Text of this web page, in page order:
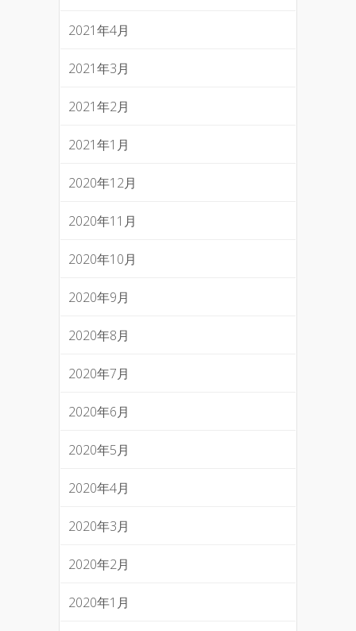
2021年4月
2021年3月
2021年2月
2021年1月
2020年12月
2020年11月
2020年10月
2020年9月
2020年8月
2020年7月
2020年6月
2020年5月
2020年4月
2020年3月
2020年2月
2020年1月